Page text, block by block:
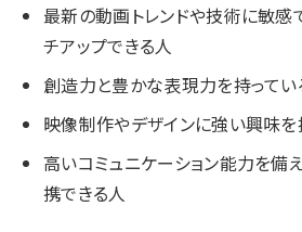
最新の動画トレンドや技術に敏感
チアップできる人
創造力と豊かな表現力を持ってい
映像制作やデザインに強い興味
高いコミュニケーション能力を備
携できる人